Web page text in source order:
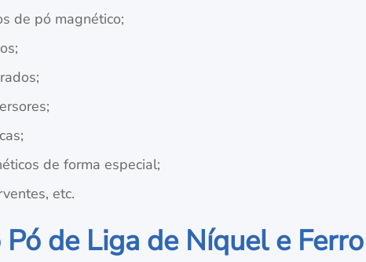
de pó magnético;
de forma especial;
etc.
de Liga de Níquel e